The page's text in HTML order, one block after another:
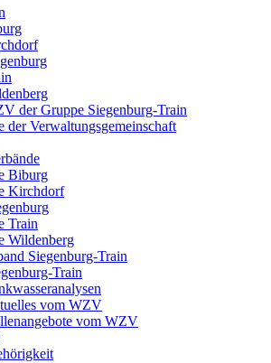
der Gruppe Siegenburg-Train
der Verwaltungsgemeinschaft
Biburg
Kirchdorf
Train
Wildenberg
Siegenburg-Train
Train
vom WZV
vom WZV